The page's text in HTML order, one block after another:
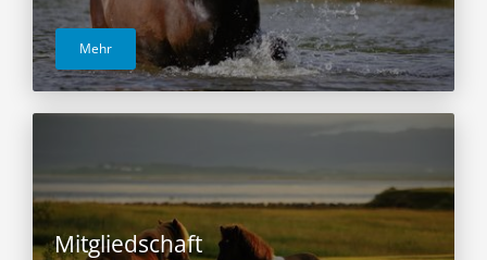
Mehr
Mitgliedschaft